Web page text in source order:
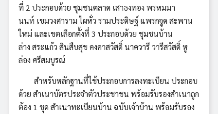
ที่ 2 ประกอบด้วย ชุมชนตลาด เสาธงทอง พรหมมา
นนท์ เขมวงศาราม ไผหั่ว รามประดิษฐ์ แพรกจูด สะพาน
ใหม่ และเขตเลือกตั้งที่ 3 ประกอบด้วย ชุมชนบ้าน
ล่าง สระแก้ว สินสืบสุข คงคาสวัสดิ์ นาควารี วารีสวัสดิ์ หู
ล่อง ศรีสมบูรณ์
สำหรับหลักฐานที่ใช้ประกอบการลงทะเบียน ประกอบ
ด้วย สำเนาบัตรประจำตัวประชาชน พร้อมรับรองสำเนาถูก
ต้อง 1 ชุด สำเนาทะเบียนบ้าน ฉบับเจ้าบ้าน พร้อมรับรอง